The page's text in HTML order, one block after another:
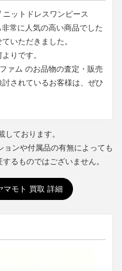
ットドレスワンピース
常に人気の高い商品でした
いただきました。
りです。
ァム のお品物の査定・販売
されているお客様は、ぜひ
ております。
ンや付属品の有無によっても
るものではございません。
マモト 買取 詳細